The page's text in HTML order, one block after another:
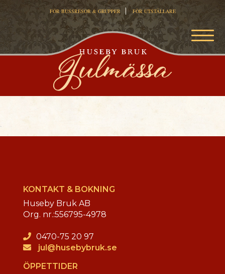
FÖR BUSSRESOR & GRUPPER FÖR UTSTÄLLARE
KONTAKT & BOKNING
Huseby Bruk AB
Org. nr.:556795-4978
0470-75 20 97
jul@husebybruk.se
ÖPPETTIDER